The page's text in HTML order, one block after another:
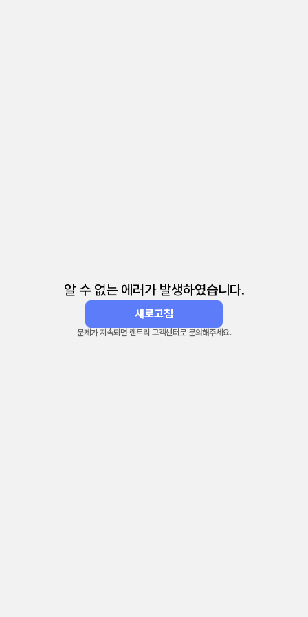
알 수 없는 에러가 발생하였습니다.
새로고침
문제가 지속되면 렌트리 고객센터로 문의해주세요.